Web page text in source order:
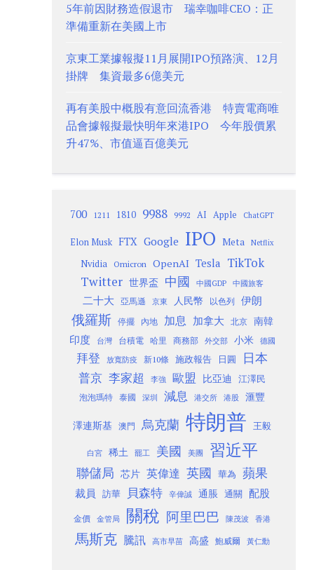
5年前因財務造假退市 瑞幸咖啡CEO：正
準備重新在美國上市
京東工業據報擬11月展開IPO預路演、12月
掛牌 集資最多6億美元
再有美股中概股有意回流香港 特賣電商唯
品會據報擬最快明年來港IPO 今年股價累
升47%、市值逼百億美元
700 1211 1810 9988 9992 AI Apple ChatGPT
Elon Musk FTX Google IPO Meta Netflix
Nvidia Omicron OpenAI Tesla TikTok
Twitter 世界盃 中國 中國GDP 中國旅客
二十大 亞馬遜 京東 人民幣 以色列 伊朗
俄羅斯 停擺 內地 加息 加拿大 北京
南韓
印度
台灣 台積電 哈里 商務部 外交部 小米 德國
拜登 放寬防疫 新10條 施政報告 日圓 日本
普京 李家超 李強 歐盟 比亞迪 江澤民
泡泡瑪特 泰國 深圳 減息 港交所 港股 滙豐
澤連斯基 澳門 烏克蘭 特朗普 王毅
白宮 稀土 罷工 美國 美團 習近平
聯儲局 芯片 英偉達 英國 華為 蘋果
裁員 訪華 貝森特 辛偉誠 通脹 通關 配股
金價 金管局 關稅 阿里巴巴 陳茂波 香港
馬斯克 騰訊 高市早苗 高盛 鮑威爾 黃仁勳